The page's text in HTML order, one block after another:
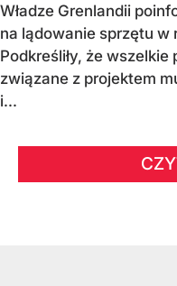
Władze Grenlandii
na lądowanie sprzętu w
Podkreśliły, że wszelkie
związane z projektem
i...